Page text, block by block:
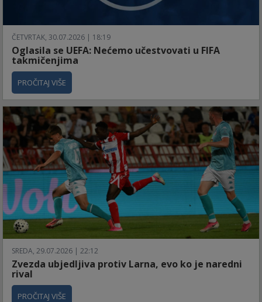
ČETVRTAK, 30.07.2026 | 18:19
Oglasila se UEFA: Nećemo učestvovati u FIFA
takmičenjima
PROČITAJ VIŠE
SREDA, 29.07.2026 | 22:12
Zvezda ubjedljiva protiv Larna, evo ko je naredni
rival
PROČITAJ VIŠE